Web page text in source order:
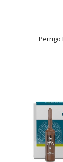
Perrigo